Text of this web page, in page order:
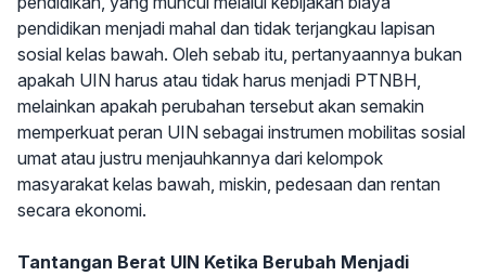
pendidikan menjadi mahal dan tidak terjangkau lapisan
sosial kelas bawah. Oleh sebab itu, pertanyaannya bukan
apakah UIN harus atau tidak harus menjadi PTNBH,
melainkan apakah perubahan tersebut akan semakin
memperkuat peran UIN sebagai instrumen mobilitas sosial
umat atau justru menjauhkannya dari kelompok
masyarakat kelas bawah, miskin, pedesaan dan rentan
secara ekonomi.
Tantangan Berat UIN Ketika Berubah Menjadi